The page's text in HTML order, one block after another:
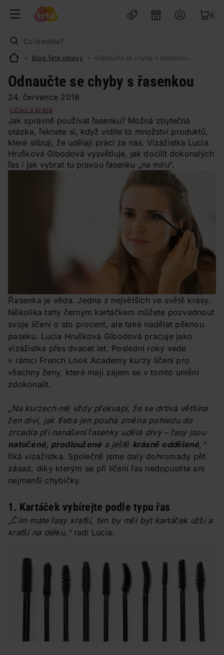
0
Blog Teta objevy Odnaučte se chyby s řasenkou
Odnaučte se chyby s řasenkou
24. července 2018
Líčení a krása
Jak správně používat řasenku? Možná zbytečná
otázka, řeknete si, když vidíte to množství produktů,
které slibují, že udělají práci za nás. Vizážistka Lucia
Hrušková Gibodová vysvětluje, jak docílit dokonalých
řas i jak vybrat tu pravou řasenku „na míru“.
Řasenka je věda. Jedna z největších ve světě krásy.
Několika tahy černým kartáčkem můžete pozvednout
svoje líčení o sto procent, ale také nadělat pěknou
paseku. Lucia Hrušková Gibodová pracuje jako
vizážistka přes dvacet let. Poslední roky vede
v rámci French Look Academy kurzy líčení pro
všechny ženy, které mají zájem se v tomto umění
zdokonalit.
„Na kurzech mě vždy překvapí, že se drtivá většina
žen diví, jak třeba jen pouhá změna pohledu do
zrcadla při nanášení řasenky udělá divy – řasy jsou
natočené, prodloužené a ještě krásně oddělené,“
říká vizážistka. Společně jsme daly dohromady pět
zásad, díky kterým se při líčení řas nedopustíte ani
nejmenší chybičky.
1. Kartáček vybírejte podle typu řas
„Čím máte řasy kratší, tím by měl být kartáček užší a
kratší na délku,“ radí Lucia.